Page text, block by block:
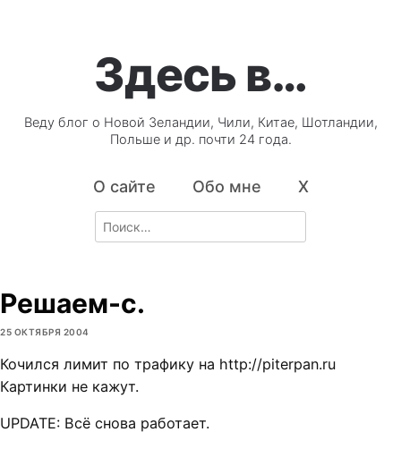
Здесь в…
Веду блог о Новой Зеландии, Чили, Китае, Шотландии,
Польше и др. почти 24 года.
О сайте Обо мне X
Search
for:
Решаем-с.
25 ОКТЯБРЯ 2004
Кочился лимит по трафику на http://piterpan.ru
Картинки не кажут.
UPDATE: Всё снова работает.